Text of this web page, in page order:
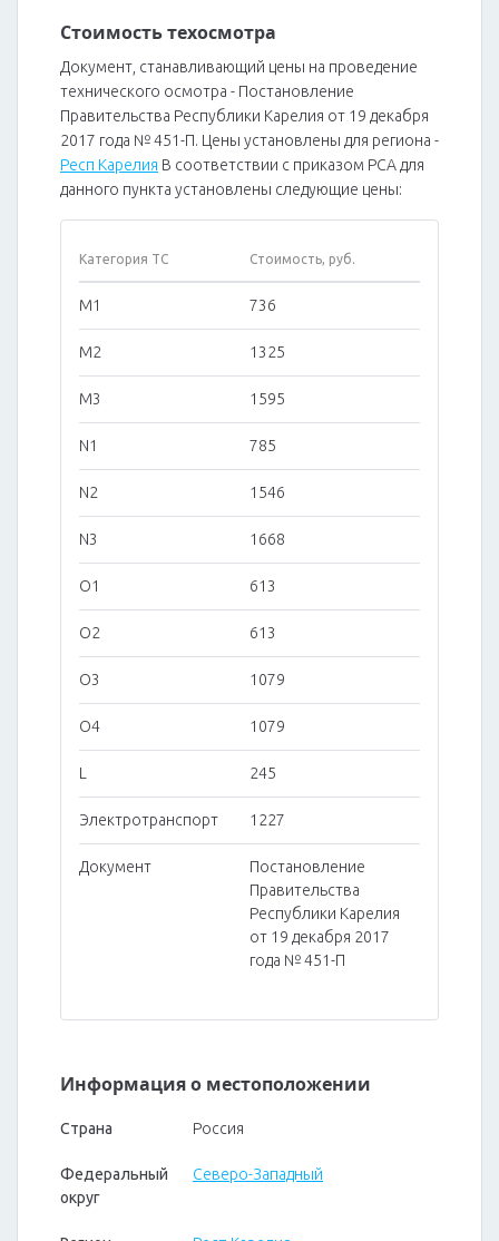
Стоимость техосмотра
Документ, станавливающий цены на проведение
технического осмотра - Постановление
Правительства Республики Карелия от 19 декабря
2017 года № 451-П. Цены установлены для региона -
Респ Карелия В соответствии с приказом РСА для
данного пункта установлены следующие цены:
Категория ТС Стоимость, руб.
M1 736
M2 1325
M3 1595
N1 785
N2 1546
N3 1668
O1 613
O2 613
O3 1079
O4 1079
L 245
Электротранспорт 1227
Документ
Постановление
Правительства
Республики Карелия
от 19 декабря 2017
года № 451-П
Информация о местоположении
Страна Россия
Федеральный
округ
Северо-Западный